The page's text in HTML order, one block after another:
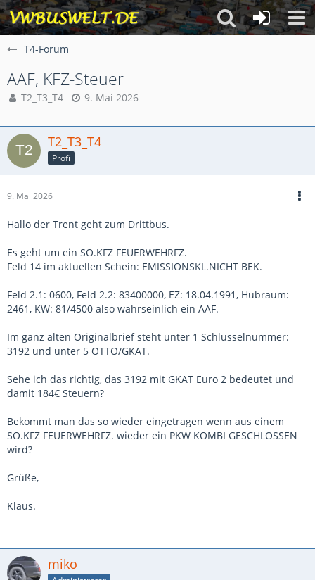
T4-Forum
AAF, KFZ-Steuer
T2_T3_T4 9. Mai 2026
T2_T3_T4
Profi
9. Mai 2026
Hallo der Trent geht zum Drittbus.
Es geht um ein SO.KFZ FEUERWEHRFZ.
Feld 14 im aktuellen Schein: EMISSIONSKL.NICHT BEK.
Feld 2.1: 0600, Feld 2.2: 83400000, EZ: 18.04.1991, Hubraum:
2461, KW: 81/4500 also wahrseinlich ein AAF.
Im ganz alten Originalbrief steht unter 1 Schlüsselnummer:
3192 und unter 5 OTTO/GKAT.
Sehe ich das richtig, das 3192 mit GKAT Euro 2 bedeutet und
damit 184€ Steuern?
Bekommt man das so wieder eingetragen wenn aus einem
SO.KFZ FEUERWEHRFZ. wieder ein PKW KOMBI GESCHLOSSEN
wird?
Grüße,
Klaus.
miko